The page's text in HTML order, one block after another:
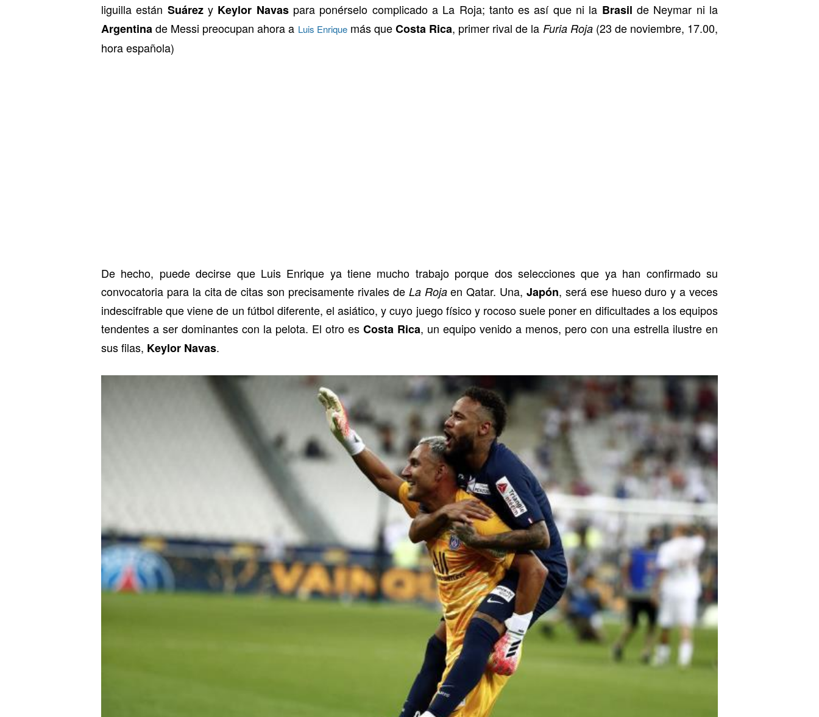
liguilla están Suárezy Keylor Navaspara ponérselo complicado a La Roja; tanto es así que ni la Brasil de Neymar ni la
Argentinade Messi preocupan ahora a Luis Enriquemás queCosta Rica, primer rival de la Furia Roja(23 de noviembre, 17.00,
hora española)
De hecho, puede decirse que Luis Enrique ya tiene mucho trabajo porque dos selecciones que ya han confirmado su
convocatoria para la cita de citas son precisamente rivales de La Rojaen Qatar. Una, Japón, será ese hueso duro y a veces
indescifrable que viene de un fútbol diferente, el asiático, y cuyo juego físico y rocoso suele poner en dificultades a los equipos
tendentes a ser dominantes con la pelota. El otro es Costa Rica, un equipo venido a menos, pero con una estrella ilustre en
sus filas, Keylor Navas.